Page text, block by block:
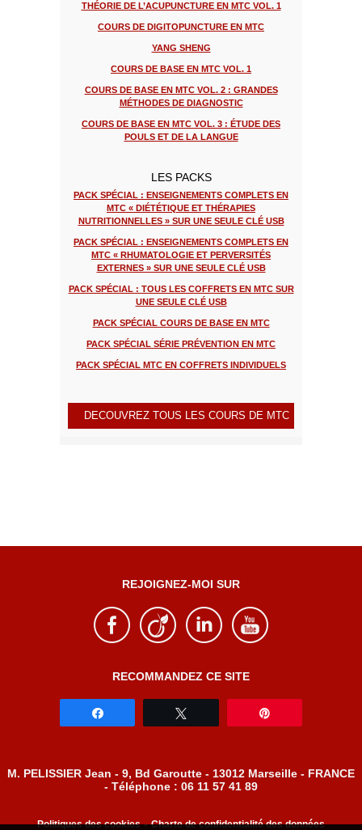
THÉORIE DE L’ACUPUNCTURE EN MTC VOL. 1
COURS DE DIGITOPUNCTURE EN MTC
YANG SHENG
COURS DE BASE EN MTC VOL. 1
COURS DE BASE EN MTC VOL. 2 : GRANDES
MÉTHODES DE DIAGNOSTIC
COURS DE BASE EN MTC VOL. 3 : ÉTUDE DES
POULS ET DE LA LANGUE
LES PACKS
PACK SPÉCIAL : ENSEIGNEMENTS COMPLETS EN
MTC « DIÉTÉTIQUE ET THÉRAPIES
NUTRITIONNELLES » SUR UNE SEULE CLÉ USB
PACK SPÉCIAL : ENSEIGNEMENTS COMPLETS EN
MTC « RHUMATOLOGIE ET PERVERSITÉS
EXTERNES » SUR UNE SEULE CLÉ USB
PACK SPÉCIAL : TOUS LES COFFRETS EN MTC SUR
UNE SEULE CLÉ USB
PACK SPÉCIAL COURS DE BASE EN MTC
PACK SPÉCIAL SÉRIE PRÉVENTION EN MTC
PACK SPÉCIAL MTC EN COFFRETS INDIVIDUELS
DECOUVREZ TOUS LES COURS DE MTC
REJOIGNEZ-MOI SUR
RECOMMANDEZ CE SITE
M. PELISSIER Jean - 9, Bd Garoutte - 13012 Marseille - FRANCE
- Téléphone : 06 11 57 41 89
Politiques des cookies-Charte de confidentialité des données